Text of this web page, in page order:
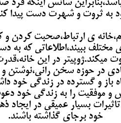
شانس اینکه فرد
به ثروت و شهرت دست پیدا
ی ارتباط،صحبت کردن و
مختلف ببیند،اطلاعاتی که به
میکند.ژوپیتر در این
در حوزه سخن رانی،نوشتن و
باز و گسترده در زندگی خود
را به زندگی خود دعوت
بسیار عمیقی در ایجاد
خود برجای گذاشته باشند.